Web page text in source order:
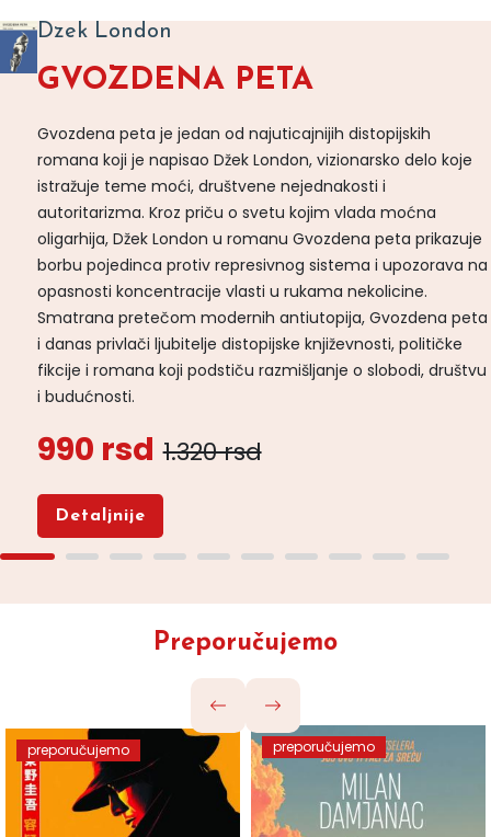
Dzek London
GVOZDENA PETA
Gvozdena peta je jedan od najuticajnijih distopijskih
romana koji je napisao Džek London, vizionarsko delo koje
istražuje teme moći, društvene nejednakosti i
autoritarizma. Kroz priču o svetu kojim vlada moćna
oligarhija, Džek London u romanu Gvozdena peta prikazuje
borbu pojedinca protiv represivnog sistema i upozorava na
opasnosti koncentracije vlasti u rukama nekolicine.
Smatrana pretečom modernih antiutopija, Gvozdena peta
i danas privlači ljubitelje distopijske književnosti, političke
fikcije i romana koji podstiču razmišljanje o slobodi, društvu
i budućnosti.
990 rsd 1.320 rsd
Detaljnije
Preporučujemo
preporučujemo preporučujemo